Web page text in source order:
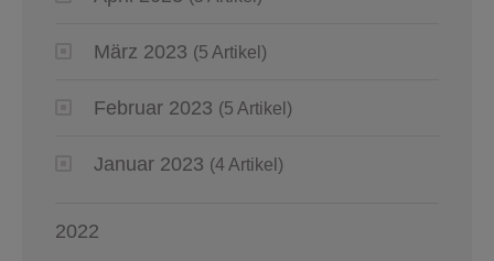
März 2023 (5 Artikel)
Februar 2023 (5 Artikel)
Januar 2023 (4 Artikel)
2022